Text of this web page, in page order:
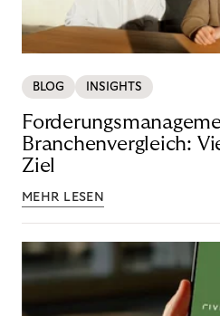
BLOG INSIGHTS
Branchenvergleich:
Ziel
MEHR LESEN